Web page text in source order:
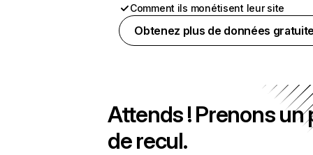
Comment ils monétisent leur site
Obtenez plus de données
Attends ! Prenons un
de recul.